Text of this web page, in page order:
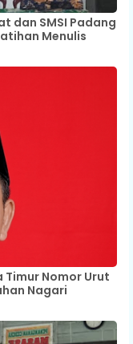
dan SMSI Padang
Menulis
Nomor Urut
Nagari